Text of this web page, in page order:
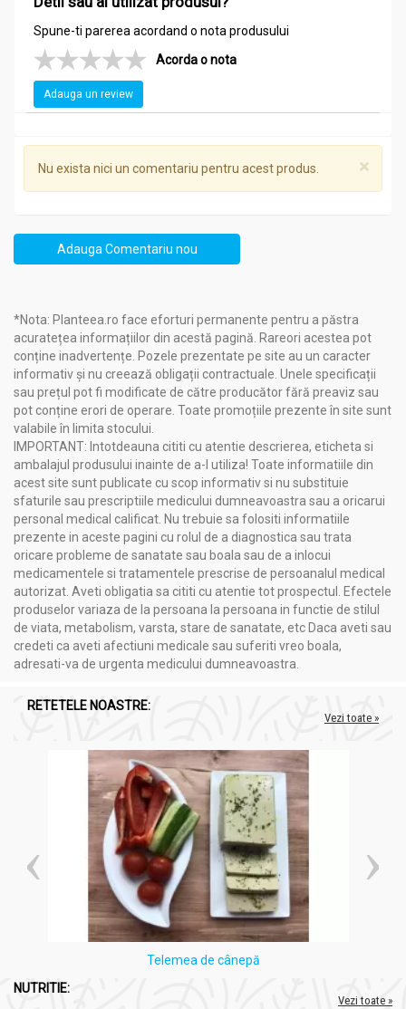
Spune-ti parerea acordand o nota produsului
Acorda o nota
Adauga un review
×
Nu exista nici un comentariu pentru acest produs.
Adauga Comentariu nou
*Nota: Planteea.ro face eforturi permanente pentru a păstra
acuratețea informațiilor din acestă pagină. Rareori acestea pot
conține inadvertențe. Pozele prezentate pe site au un caracter
informativ și nu creează obligații contractuale. Unele specificații
sau prețul pot fi modificate de către producător fără preaviz sau
pot conține erori de operare. Toate promoțiile prezente în site sunt
valabile în limita stocului.
IMPORTANT: Intotdeauna cititi cu atentie descrierea, eticheta si
ambalajul produsului inainte de a-l utiliza! Toate informatiile din
acest site sunt publicate cu scop informativ si nu substituie
sfaturile sau prescriptiile medicului dumneavoastra sau a oricarui
personal medical calificat. Nu trebuie sa folositi informatiile
prezente in aceste pagini cu rolul de a diagnostica sau trata
oricare probleme de sanatate sau boala sau de a inlocui
medicamentele si tratamentele prescrise de persoanalul medical
autorizat. Aveti obligatia sa cititi cu atentie tot prospectul. Efectele
produselor variaza de la persoana la persoana in functie de stilul
de viata, metabolism, varsta, stare de sanatate, etc Daca aveti sau
credeti ca aveti afectiuni medicale sau suferiti vreo boala,
adresati-va de urgenta medicului dumneavoastra.
RETETELE NOASTRE:
Vezi toate »
Telemea de cânepă
NUTRITIE:
Vezi toate »